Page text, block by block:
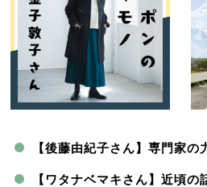
【後藤由紀子さん】専門家の
【ワタナベマキさん】近頃の